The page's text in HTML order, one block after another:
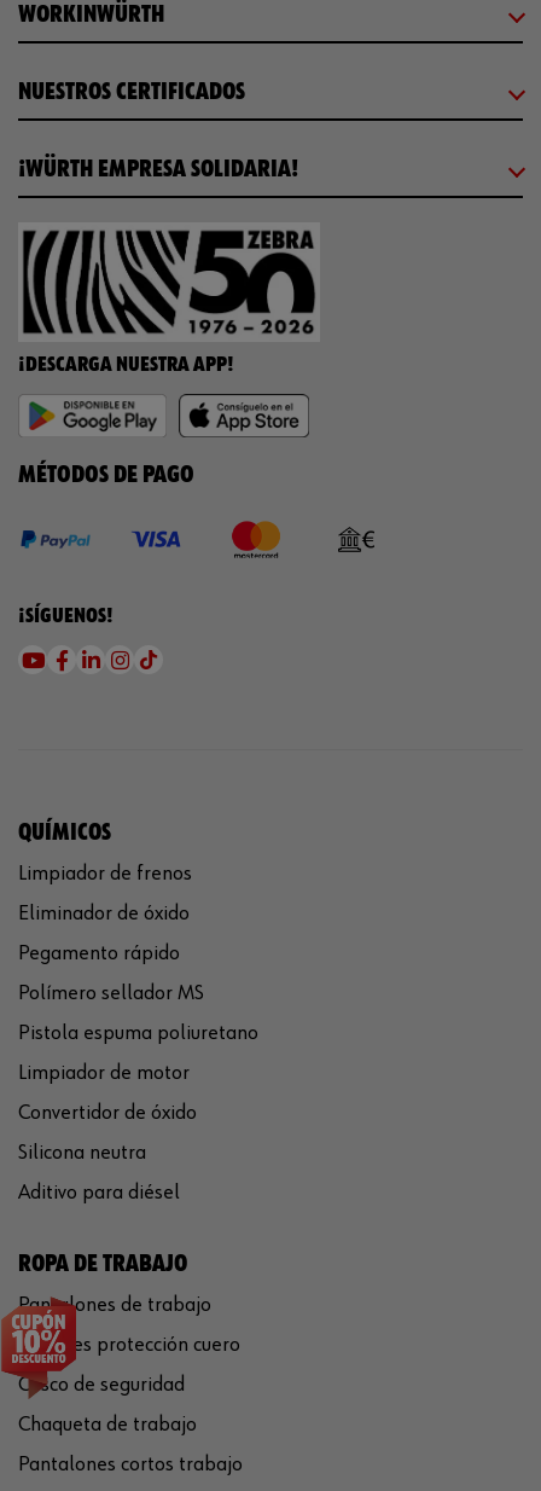
WORKINWÜRTH
NUESTROS CERTIFICADOS
¡WÜRTH EMPRESA SOLIDARIA!
¡DESCARGA NUESTRA APP!
MÉTODOS DE PAGO
¡SÍGUENOS!
QUÍMICOS
Limpiador de frenos
Eliminador de óxido
Pegamento rápido
Polímero sellador MS
Pistola espuma poliuretano
Limpiador de motor
Convertidor de óxido
Silicona neutra
Aditivo para diésel
ROPA DE TRABAJO
Pantalones de trabajo
Guantes protección cuero
Casco de seguridad
Chaqueta de trabajo
Pantalones cortos trabajo